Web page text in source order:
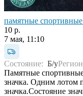
памятные спортивные
10 р.
7 мая, 11:10
Состояние: Б/у
Памятные
значка. Одним лотом
значка.Состояние